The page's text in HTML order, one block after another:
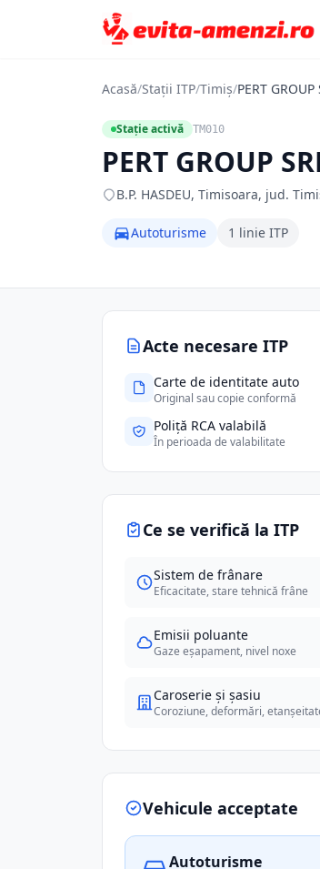
Acasă/Stații ITP/Timiș/PERT GROUP
Stație activă TM010
PERT GROUP
B.P. HASDEU, Timisoara, jud.
Autoturisme 1 linie ITP
Acte necesare ITP
Carte de identitate auto
Original sau copie conformă
Poliță RCA valabilă
În perioada de valabilitate
Ce se verifică la ITP
Sistem de frânare
Eficacitate, stare tehnică frâne
Emisii poluante
Gaze eșapament, nivel noxe
Caroserie și șasiu
Coroziune, deformări,
Vehicule acceptate
Autoturisme